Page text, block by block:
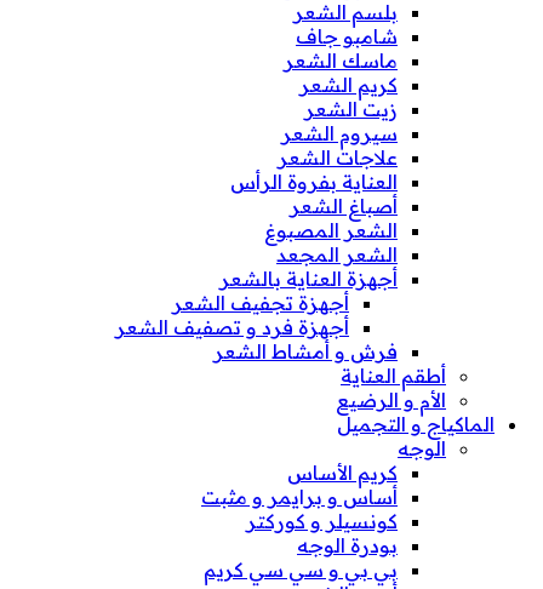
بلسم الشعر
شامبو جاف
ماسك الشعر
كريم الشعر
زيت الشعر
سيروم الشعر
علاجات الشعر
العناية بفروة الرأس
أصباغ الشعر
الشعر المصبوغ
الشعر المجعد
أجهزة العناية بالشعر
أجهزة تجفيف الشعر
أجهزة فرد و تصفيف الشعر
فرش و أمشاط الشعر
أطقم العناية
الأم و الرضيع
الماكياج و التجميل
الوجه
كريم الأساس
أساس و برايمر و مثبت
كونسيلر و كوركتر
بودرة الوجه
بي بي و سي سي كريم